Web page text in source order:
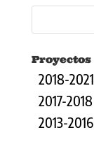
Proyectos
2018-2021
2017-2018
2013-2016